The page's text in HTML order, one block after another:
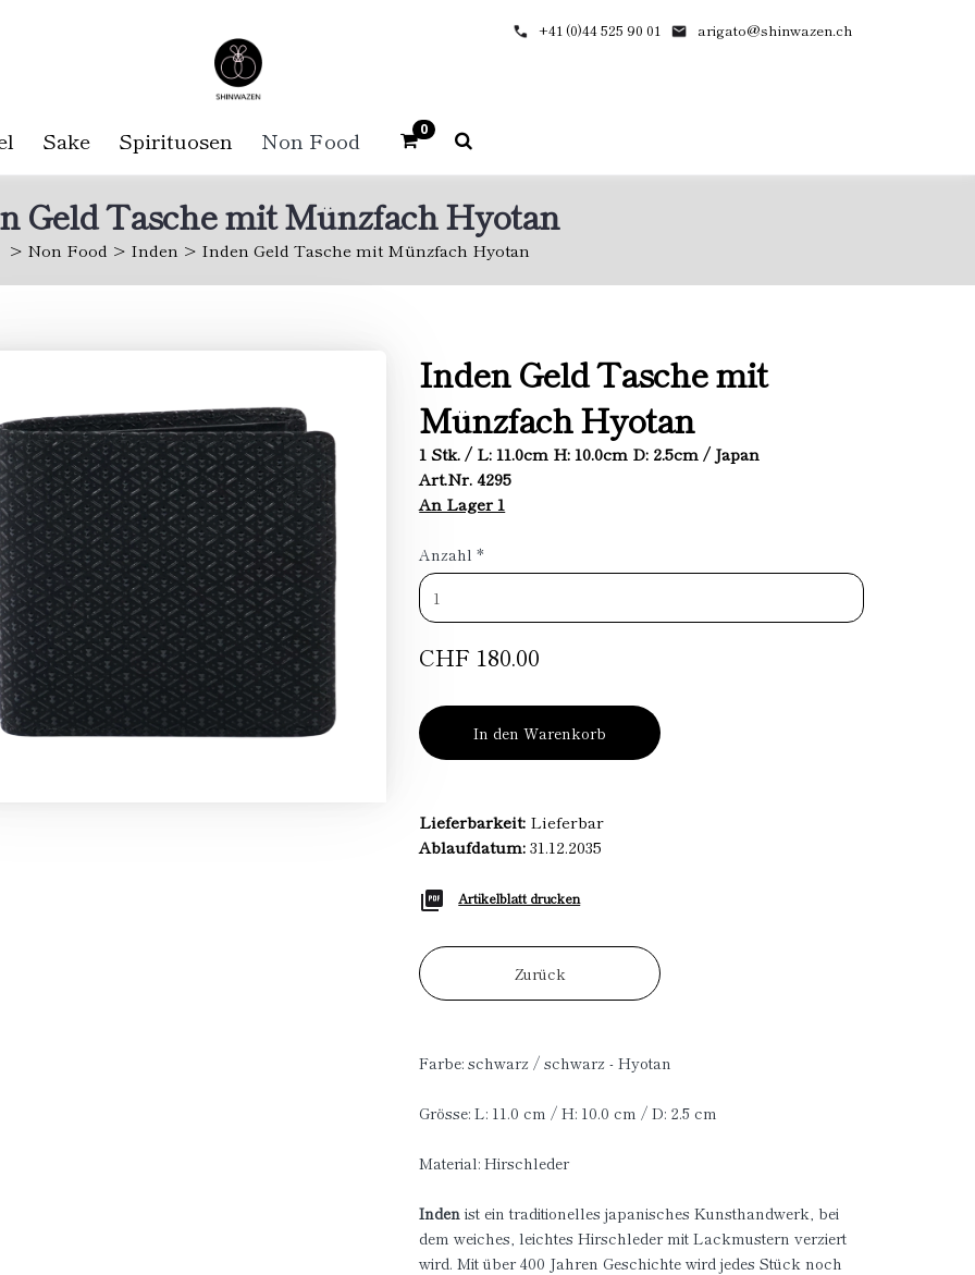
+41 (0)44 525 90 01 arigato@shinwazen.ch
Sake Spirituosen Non Food 0
Geld Tasche mit Münzfach Hyotan
Non Food Inden Inden Geld Tasche mit Münzfach Hyotan
Inden Geld Tasche mit
Münzfach Hyotan
1 Stk. / L: 11.0cm H: 10.0cm D: 2.5cm / Japan
Art.Nr. 4295
An Lager 1
Anzahl *
CHF 180.00
In den Warenkorb
Lieferbarkeit: Lieferbar
Ablaufdatum: 31.12.2035
Artikelblatt drucken
Zurück
Farbe: schwarz / schwarz - Hyotan
Grösse: L: 11.0 cm / H: 10.0 cm / D: 2.5 cm
Material: Hirschleder
Indenist ein traditionelles japanisches Kunsthandwerk, bei
dem weiches, leichtes Hirschleder mit Lackmustern verziert
wird. Mit über 400 Jahren Geschichte wird jedes Stück noch